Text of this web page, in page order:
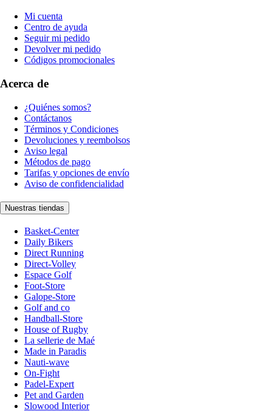
Mi cuenta
Centro de ayuda
Seguir mi pedido
Devolver mi pedido
Códigos promocionales
Acerca de
¿Quiénes somos?
Contáctanos
Términos y Condiciones
Devoluciones y reembolsos
Aviso legal
Métodos de pago
Tarifas y opciones de envío
Aviso de confidencialidad
Nuestras tiendas
Basket-Center
Daily Bikers
Direct Running
Direct-Volley
Espace Golf
Foot-Store
Galope-Store
Golf and co
Handball-Store
House of Rugby
La sellerie de Maé
Made in Paradis
Nauti-wave
On-Fight
Padel-Expert
Pet and Garden
Slowood Interior